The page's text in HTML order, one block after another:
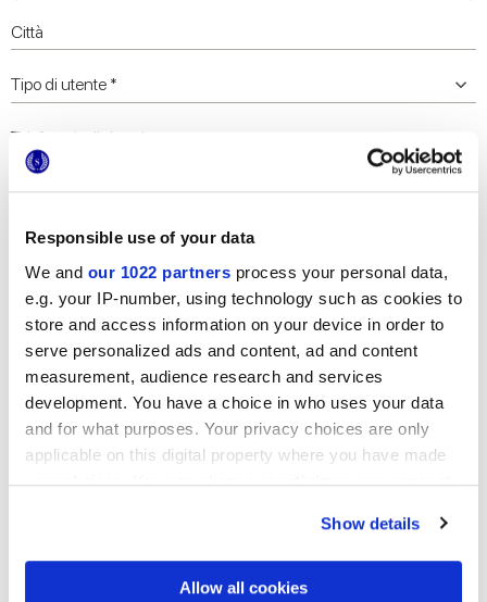
Responsible use of your data
We and our 1022 partners process your personal data,
e.g. your IP-number, using technology such as cookies to
store and access information on your device in order to
serve personalized ads and content, ad and content
measurement, audience research and services
development. You have a choice in who uses your data
and for what purposes. Your privacy choices are only
applicable on this digital property where you have made
your choices. You can change or withdraw your consent
If you allow, we would also like to:
Show details
Allow all cookies
Collezioni di interesse